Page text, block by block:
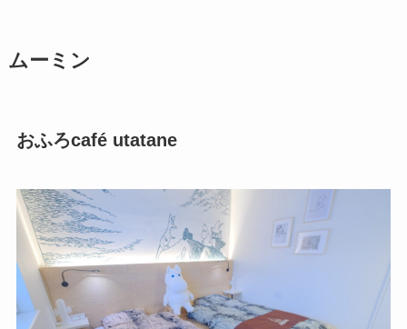
ムーミン
おふろcafé utatane